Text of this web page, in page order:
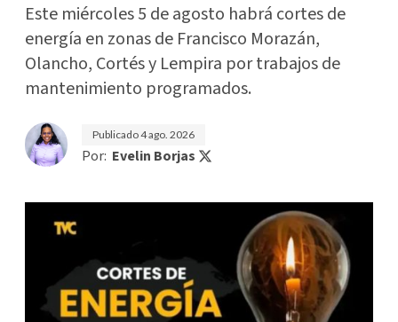
Este miércoles 5 de agosto habrá cortes de
energía en zonas de Francisco Morazán,
Olancho, Cortés y Lempira por trabajos de
mantenimiento programados.
Publicado4 ago. 2026
Por: Evelin Borjas